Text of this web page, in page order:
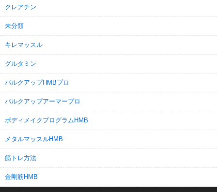
クレアチン
未分類
キレマッスル
グルタミン
バルクアップHMBプロ
バルクアップアーマープロ
ボディメイクプログラムHMB
メタルマッスルHMB
筋トレ方法
金剛筋HMB